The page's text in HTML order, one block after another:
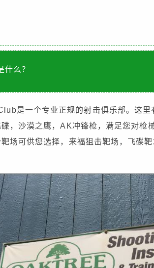
什么？
是一个专业正规的射击俱乐部。这里
，沙漠之鹰，AK冲锋枪，满足您对枪
场可供您选择，来福狙击靶场，飞碟